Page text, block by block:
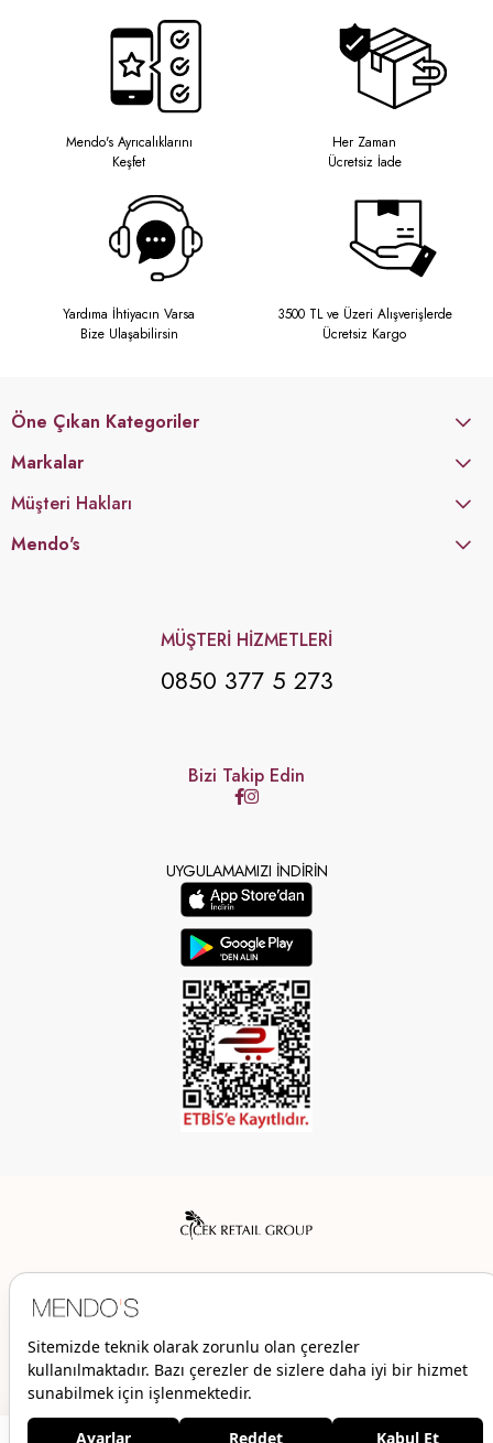
Mendo's Ayrıcalıklarını
Keşfet
Her Zaman
Ücretsiz İade
Yardıma İhtiyacın Varsa
Bize Ulaşabilirsin
3500 TL ve Üzeri Alışverişlerde
Ücretsiz Kargo
Öne Çıkan Kategoriler
Markalar
Müşteri Hakları
Mendo's
MÜŞTERİ HİZMETLERİ
0850 377 5 273
Bizi Takip Edin
UYGULAMAMIZI İNDİRİN
© 2026 Mendo’s | Her hakkı saklıdır.